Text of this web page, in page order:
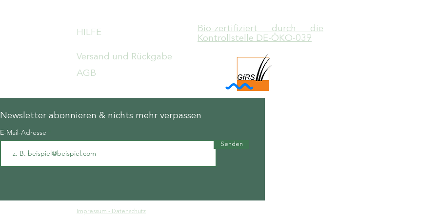
HILFE
Bio-zertifiziert durch die
Kontrollstelle DE-ÖKO-039
Versand und Rückgabe
AGB
Newsletter abonnieren & nichts mehr verpassen
E-Mail-Adresse
Senden
Impressum - Datenschutz